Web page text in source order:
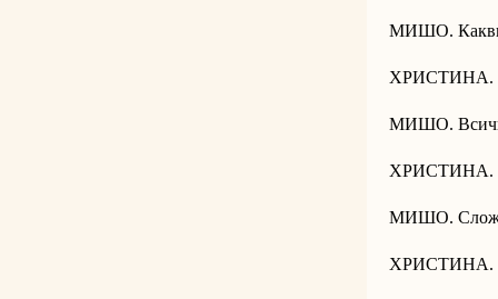
МИШО.
ХРИСТИНА.
МИШО.
ХРИСТИНА.
МИШО.
ХРИСТИНА.